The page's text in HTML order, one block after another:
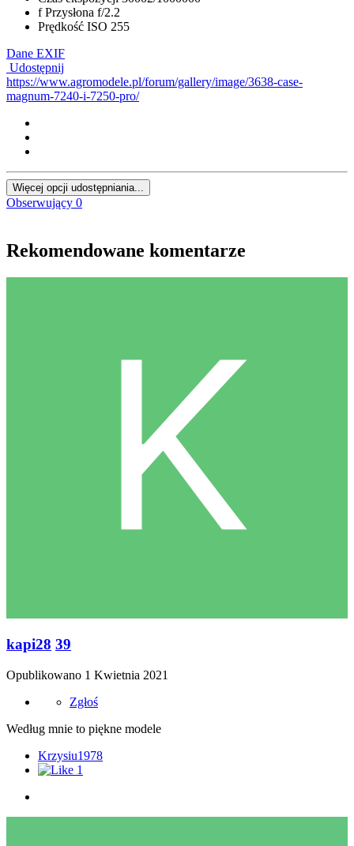
f Przysłona f/2.2
Prędkość ISO 255
Dane EXIF
Udostępnij
https://www.agromodele.pl/forum/gallery/image/3638-case-
magnum-7240-i-7250-pro/
Więcej opcji udostępniania...
Obserwujący 0
Rekomendowane komentarze
kapi28 39
Opublikowano 1 Kwietnia 2021
Zgłoś
Według mnie to piękne modele
Krzysiu1978
1